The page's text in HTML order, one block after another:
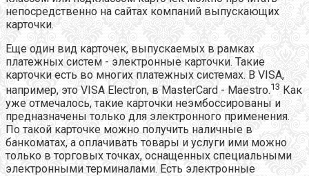
непосредственно на сайтах компаний выпускающих
карточки.
Еще один вид карточек, выпускаемых в рамках
платежных систем - электронные карточки. Такие
карточки есть во многих платежных системах. В VISA,
например, это VISA Electron, в MasterCard - Maestro.13 Как
уже отмечалось, такие карточки неэмбоссированы и
предназначены только для электронного применения.
По такой карточке можно получить наличные в
банкоматах, а оплачивать товары и услуги ими можно
только в торговых точках, оснащенных специальными
электронными терминалами. Есть электронные